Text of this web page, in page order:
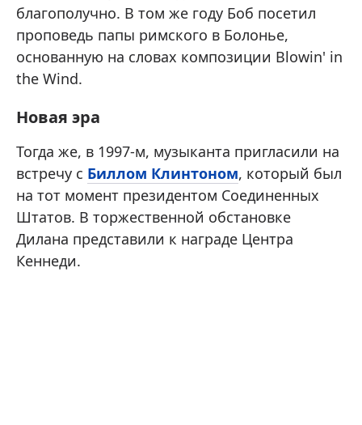
благополучно. В том же году Боб посетил
проповедь папы римского в Болонье,
основанную на словах композиции Blowin' in
the Wind.
Новая эра
Тогда же, в 1997-м, музыканта пригласили на
встречу с Биллом Клинтоном, который был
на тот момент президентом Соединенных
Штатов. В торжественной обстановке
Дилана представили к награде Центра
Кеннеди.